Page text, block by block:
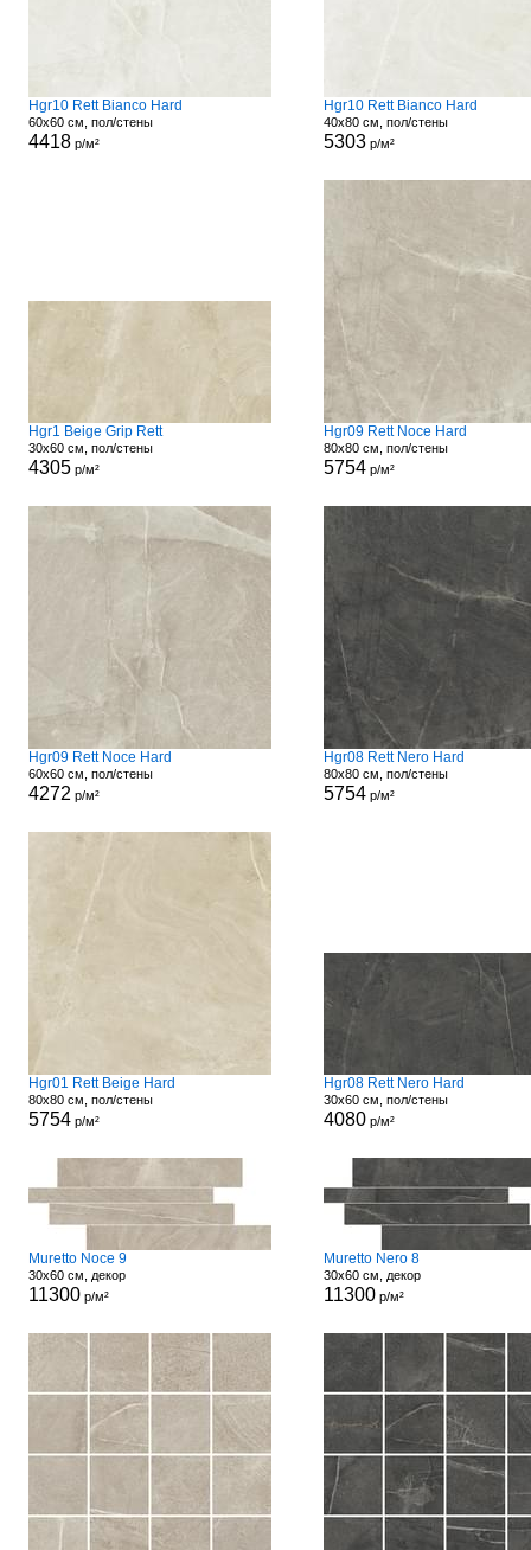
Hgr10 Rett Bianco Hard
60x60 см, пол/стены
4418р/м²
Hgr10 Rett Bianco Hard
40x80 см, пол/стены
5303р/м²
Hgr1 Beige Grip Rett
30x60 см, пол/стены
4305р/м²
Hgr09 Rett Noce Hard
80x80 см, пол/стены
5754р/м²
Hgr09 Rett Noce Hard
60x60 см, пол/стены
4272 р/м²
Hgr08 Rett Nero Hard
80x80 см, пол/стены
5754р/м²
Hgr01 Rett Beige Hard
80x80 см, пол/стены
5754р/м²
Hgr08 Rett Nero Hard
30x60 см, пол/стены
4080р/м²
Muretto Noce 9
30x60 см, декор
11300р/м²
Muretto Nero 8
30x60 см, декор
11300р/м²